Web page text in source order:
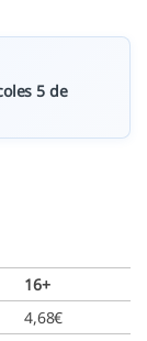
5 de
16+
4,68€